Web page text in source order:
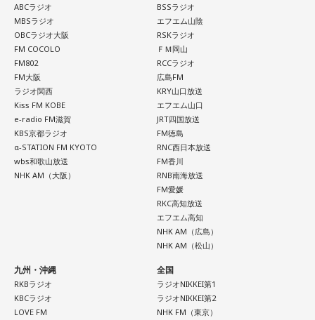
ABCラジオ
MBSラジオ
OBCラジオ大阪
FM COCOLO
FM802
FM大阪
ラジオ関西
Kiss FM KOBE
e-radio FM滋賀
KBS京都ラジオ
α-STATION FM KYOTO
wbs和歌山放送
NHK AM（大阪）
BSSラジオ
エフエム山陰
RSKラジオ
ＦＭ岡山
RCCラジオ
広島FM
KRY山口放送
エフエム山口
JRT四国放送
FM徳島
RNC西日本放送
FM香川
RNB南海放送
FM愛媛
RKC高知放送
エフエム高知
NHK AM（広島）
NHK AM（松山）
九州・沖縄
RKBラジオ
KBCラジオ
LOVE FM
全国
ラジオNIKKEI第1
ラジオNIKKEI第2
NHK FM（東京）